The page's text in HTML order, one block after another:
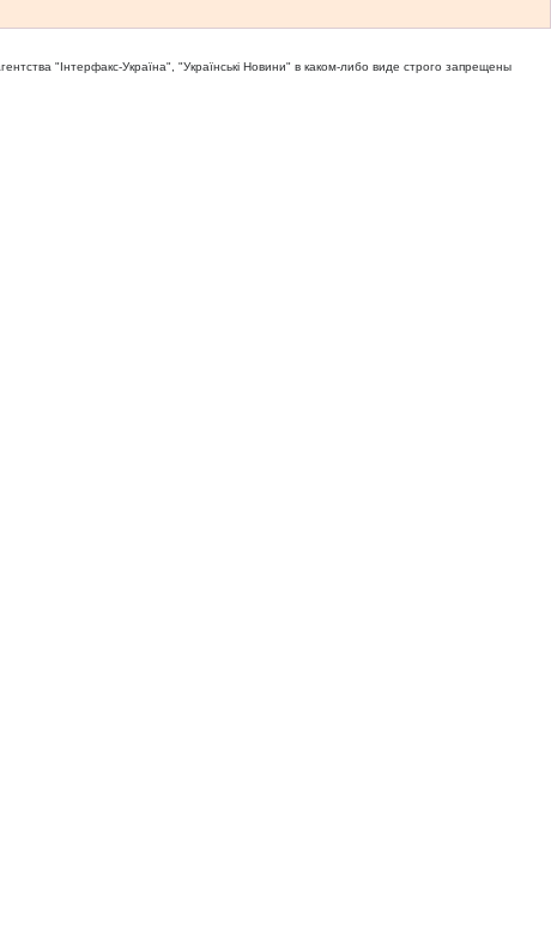
"Iнтерфакс-Україна", "Українськi Новини" в каком-либо виде строго запрещены